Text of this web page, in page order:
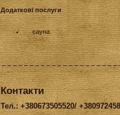
Додаткові послуги
сауна
Контакти
Тел.: +380673505520/